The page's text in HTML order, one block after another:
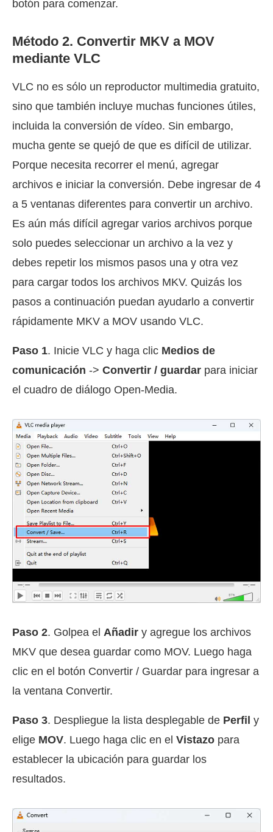
botón para comenzar.
Método 2. Convertir MKV a MOV
mediante VLC
VLC no es sólo un reproductor multimedia gratuito,
sino que también incluye muchas funciones útiles,
incluida la conversión de vídeo. Sin embargo,
mucha gente se quejó de que es difícil de utilizar.
Porque necesita recorrer el menú, agregar
archivos e iniciar la conversión. Debe ingresar de 4
a 5 ventanas diferentes para convertir un archivo.
Es aún más difícil agregar varios archivos porque
solo puedes seleccionar un archivo a la vez y
debes repetir los mismos pasos una y otra vez
para cargar todos los archivos MKV. Quizás los
pasos a continuación puedan ayudarlo a convertir
rápidamente MKV a MOV usando VLC.
Paso 1. Inicie VLC y haga clic Medios de
comunicación -> Convertir / guardar para iniciar
el cuadro de diálogo Open-Media.
Paso 2. Golpea el Añadir y agregue los archivos
MKV que desea guardar como MOV. Luego haga
clic en el botón Convertir / Guardar para ingresar a
la ventana Convertir.
Paso 3. Despliegue la lista desplegable de Perfil y
elige MOV. Luego haga clic en el Vistazo para
establecer la ubicación para guardar los
resultados.